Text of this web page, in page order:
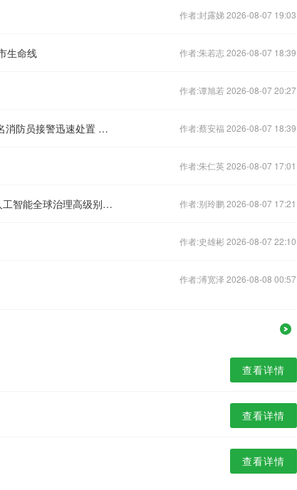
作者:封露娣 2026-08-07 19:03
生命线 作者:朱若志 2026-08-07 18:39
作者:谭旭若 2026-08-07 20:27
云南茶园发现眼镜王蛇一家38口 10名消防员接警迅速处置 将其“打包”带走 作者:蔡安福 2026-08-07 18:39
作者:朱仁英 2026-08-07 17:01
习近平在2026世界人工智能大会暨人工智能全球治理高级别会议开幕式上发表主旨讲话 作者:别玲鹏 2026-08-07 17:21
作者:史雄彬 2026-08-07 22:10
作者:溥宽泽 2026-08-08 00:57
查看详情
查看详情
查看详情